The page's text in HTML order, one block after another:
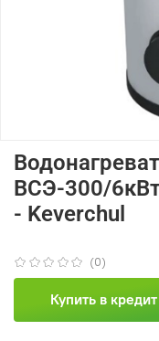
(0)
ВСЭ-300/
- Keverchul
Купить в